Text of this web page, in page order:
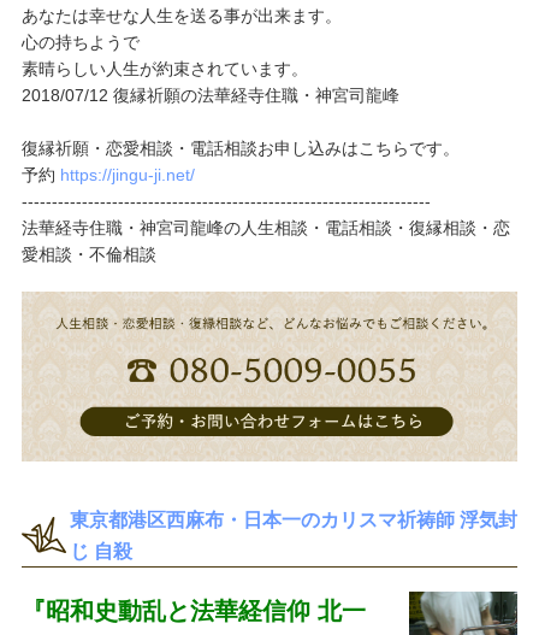
あなたは幸せな人生を送る事が出来ます。
心の持ちようで
素晴らしい人生が約束されています。
2018/07/12 復縁祈願の法華経寺住職・神宮司龍峰
復縁祈願・恋愛相談・電話相談お申し込みはこちらです。
予約 https://jingu-ji.net/
--------------------------------------------------------------------
法華経寺住職・神宮司龍峰の人生相談・電話相談・復縁相談・恋
愛相談・不倫相談
東京都港区西麻布・日本一のカリスマ祈祷師 浮気封
じ 自殺
『昭和史動乱と法華経信仰 北一